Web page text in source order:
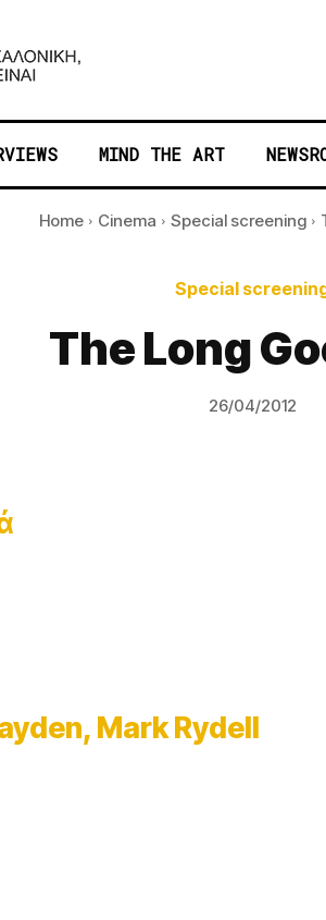
MIND THE ART
Home Cinema Special screening
Special
The Long
26/04/2012
Mark Rydell